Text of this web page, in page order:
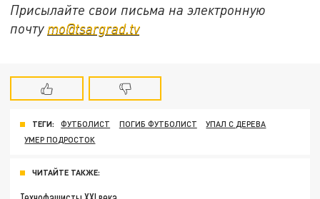
Присылайте свои письма на электронную
почту mo@tsargrad.tv
ТЕГИ: ФУТБОЛИСТ ПОГИБ ФУТБОЛИСТ
УПАЛ С ДЕРЕВА
УМЕР ПОДРОСТОК
ЧИТАЙТЕ ТАКЖЕ: